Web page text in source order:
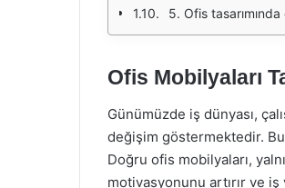
5. Ofis
Ofis Mobilyaları
Günümüzde iş dünyası,
değişim göstermektedir. Bu
Doğru ofis mobilyaları,
motivasyonunu artırır ve